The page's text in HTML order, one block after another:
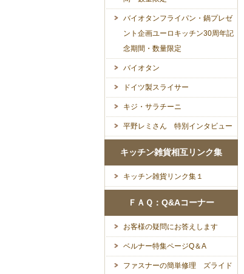
バイオタンフライパン・鍋プレゼ
ント企画ユーロキッチン30周年記
念期間・数量限定
バイオタン
ドイツ製スライサー
キジ・サラチーニ
平野レミさん 特別インタビュー
キッチン雑貨相互リンク集
キッチン雑貨リンク集１
ＦＡＱ：Q&Aコーナー
お客様の疑問にお答えします
ベルナー特集ページQ＆A
ファスナーの簡単修理 ズライド